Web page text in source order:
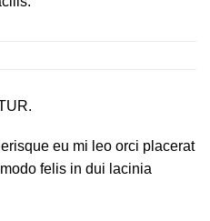
eu mi leo orci placerat
felis in dui lacinia